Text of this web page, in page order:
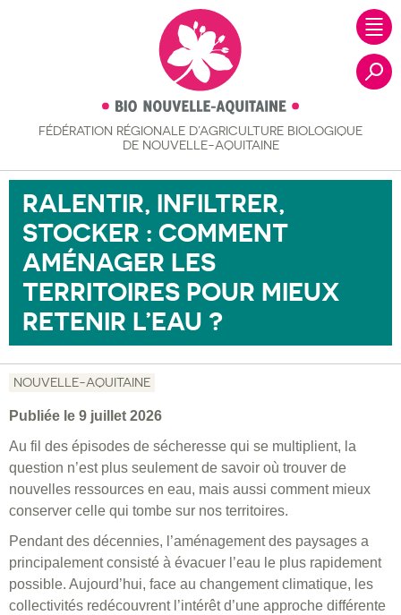
FÉDÉRATION RÉGIONALE D’AGRICULTURE BIOLOGIQUE
DE NOUVELLE-AQUITAINE
RALENTIR, INFILTRER,
STOCKER : COMMENT
AMÉNAGER LES
TERRITOIRES POUR MIEUX
RETENIR L’EAU ?
NOUVELLE-AQUITAINE
Publiée le 9 juillet 2026
Au fil des épisodes de sécheresse qui se multiplient, la
question n’est plus seulement de savoir où trouver de
nouvelles ressources en eau, mais aussi comment mieux
conserver celle qui tombe sur nos territoires.
Pendant des décennies, l’aménagement des paysages a
principalement consisté à évacuer l’eau le plus rapidement
possible. Aujourd’hui, face au changement climatique, les
collectivités redécouvrent l’intérêt d’une approche différente